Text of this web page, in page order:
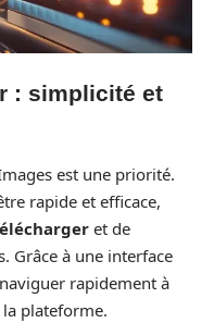
: simplicité et
est une priorité.
rapide et efficace,
et de
Grâce à une interface
rapidement à
plateforme.